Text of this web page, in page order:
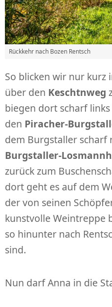
Rückkehr nach Bozen Rentsch
So blicken wir nur kurz
über den Keschtnweg
biegen dort scharf
den Piracher-
dem Burgstaller scharf
Burgstaller-
zurück zum
dort geht es auf dem
der von seinen
kunstvolle Weintreppe
so hinunter nach
sind.
Nun darf Anna in die